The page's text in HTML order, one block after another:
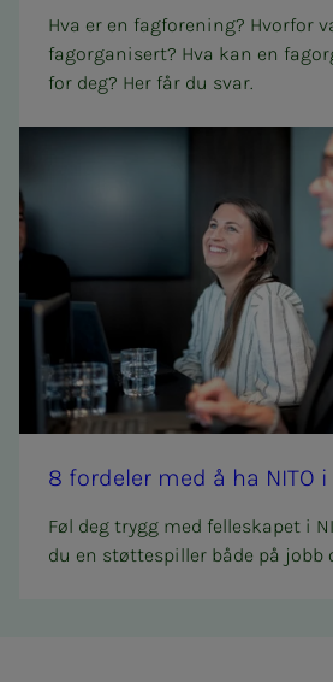
Hva er en fagforening? Hvorfor
fagorganisert? Hva kan en
for deg? Her får du svar.
8 for­­­de­­­ler med å ha NITO i
Føl deg trygg med felleskapet i
du en støttespiller både på jobb